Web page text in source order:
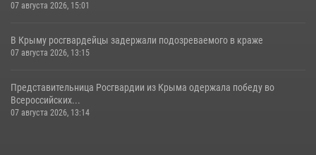
07 августа 2026, 15:01
В Крыму росгвардейцы задержали подозреваемого в краже
07 августа 2026, 13:15
Представительница Росгвардии из Крыма одержала победу во
Всероссийских...
07 августа 2026, 13:14